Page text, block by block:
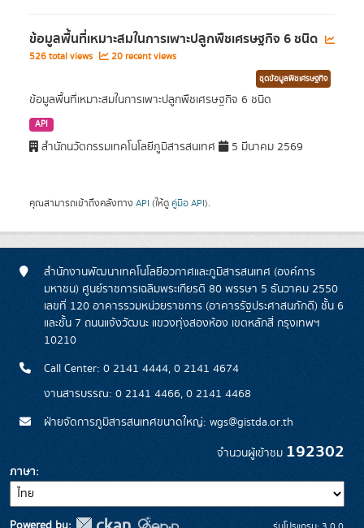
ข้อมูลพื้นที่เหมาะสมในการเพาะปลูกพืชเศรษฐกิจ 6 ชนิด
526 total views 20 recent views
ชุดข้อมูลพืชเศรษฐกิจ
ข้อมูลพื้นที่เหมาะสมในการเพาะปลูกพืชเศรษฐกิจ 6 ชนิด
API
สำนักนวัตกรรมเทคโนโลยีภูมิสารสนเทศ 5 มีนาคม 2569
คุณสามารถเข้าถึงคลังทาง API (ให้ดู คู่มือ API).
สำนักงานพัฒนาเทคโนโลยีอวกาศและภูมิสารสนเทศ (องค์การ
มหาชน) ศูนย์ราชการเฉลิมพระเกียรติ 80 พรรษา 5 ธันวาคม 2550
เลขที่ 120 อาคารรวมหน่วยราชการ (อาคารรัฐประศาสนภักดี) ชั้น 6
และชั้น 7 ถนนแจ้งวัฒนะ แขวงทุ่งสองห้อง เขตหลักสี่ กรุงเทพฯ
10210
Call Center: 0 2141 4444, 0 2141 4674
งานสารบรรณ: 0 2141 4466, 0 2141 4468
ฝ่ายจัดการภูมิสารสนเทศขนาดใหญ่: wgs@gistda.or.th
จำนวนผู้เข้าชม 192302
ภาษา